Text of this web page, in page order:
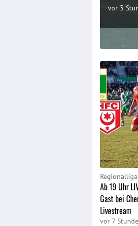
vor 3
Ab 19 Uhr
Gast bei
Livestream
vor 7